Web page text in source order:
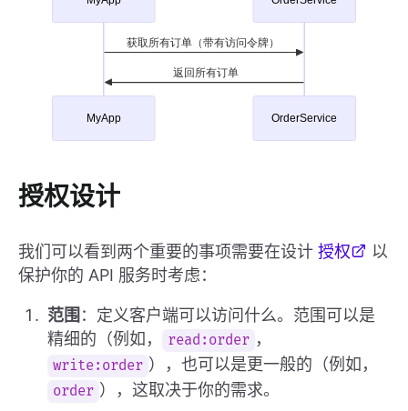
授权设计
我们可以看到两个重要的事项需要在设计 授权
以
保护你的 API 服务时考虑：
范围 ：定义客户端可以访问什么。范围可以是
精细的（例如，
read:order ，
write:order ），也可以是更一般的（例如，
order ），这取决于你的需求。